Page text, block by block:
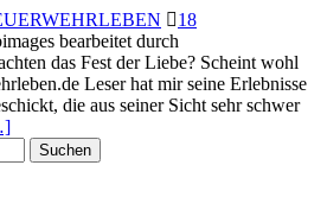
18
bearbeitet durch
das Fest der Liebe? Scheint wohl
Leser hat mir seine Erlebnisse
die aus seiner Sicht sehr schwer